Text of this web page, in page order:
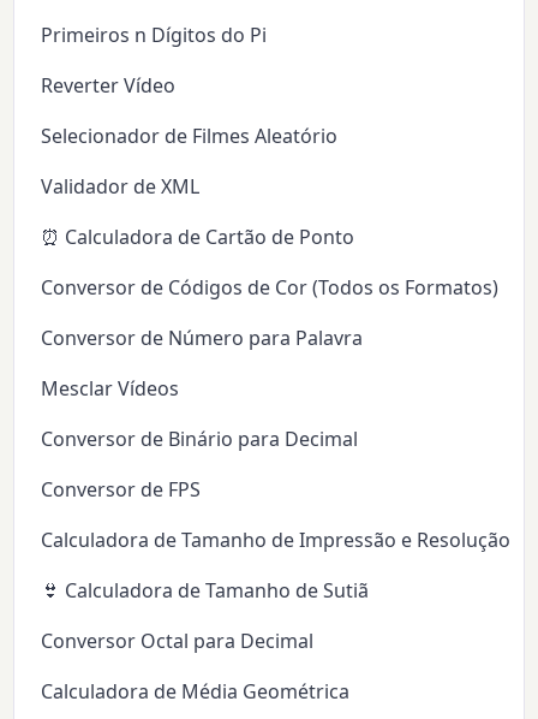
Primeiros n Dígitos do Pi
Reverter Vídeo
Selecionador de Filmes Aleatório
Validador de XML
⏰ Calculadora de Cartão de Ponto
Conversor de Códigos de Cor (Todos os Formatos)
Conversor de Número para Palavra
Mesclar Vídeos
Conversor de Binário para Decimal
Conversor de FPS
Calculadora de Tamanho de Impressão e Resolução
👙 Calculadora de Tamanho de Sutiã
Conversor Octal para Decimal
Calculadora de Média Geométrica